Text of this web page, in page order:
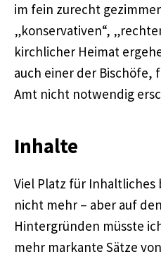
im fein zurecht
„konservativen“,
kirchlicher Heimat
auch einer der Bischöfe,
Amt nicht notwendig
Inhalte
Viel Platz für
nicht mehr – aber auf
Hintergründen müsste
mehr markante Sätze